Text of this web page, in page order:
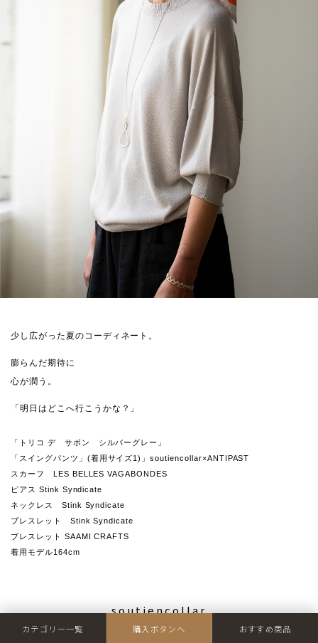
少し広がった夏のコーディネート。
膨らんだ期待に
心が潤う。
「明日はどこへ行こうかな？」
「トリコ デ サボン シルバーグレー」
「スイングパンツ」(着用サイズ1)」soutiencollar×ANTIPAST
スカーフ LES BELLES VAGABONDES
ピアス Stink Syndicate
ネックレス Stink Syndicate
ブレスレット Stink Syndicate
ブレスレット SAAMI CRAFTS
着用モデル164cm
soutiencollar
カテゴリー一覧 購入ボタンへ おすすめ商品